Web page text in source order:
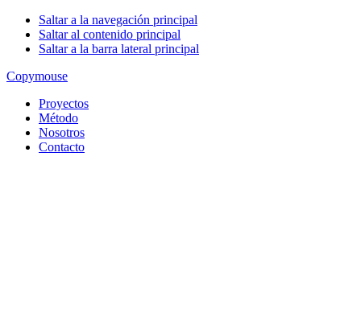
Saltar a la navegación principal
Saltar al contenido principal
Saltar a la barra lateral principal
Copymouse
Proyectos
Método
Nosotros
Contacto